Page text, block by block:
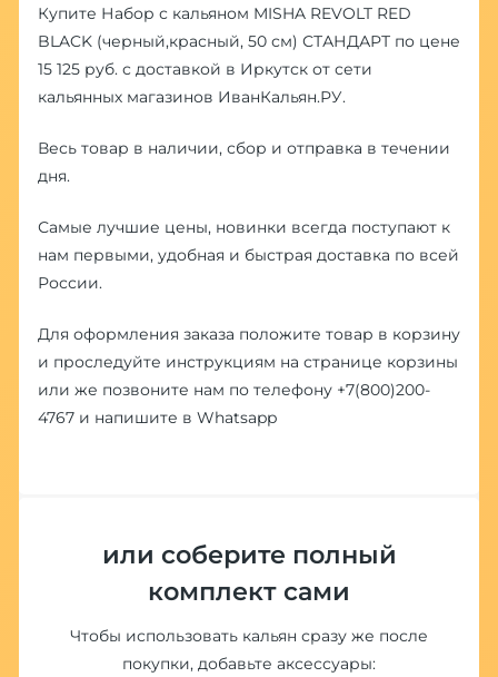
Купите Набор с кальяном MISHA REVOLT RED
BLACK (черный,красный, 50 см) СТАНДАРТ по цене
15 125 руб. с доставкой в Иркутск от сети
кальянных магазинов ИванКальян.РУ.
Весь товар в наличии, сбор и отправка в течении
дня.
Самые лучшие цены, новинки всегда поступают к
нам первыми, удобная и быстрая доставка по всей
России.
Для оформления заказа положите товар в корзину
и проследуйте инструкциям на странице корзины
или же позвоните нам по телефону +7(800)200-
4767и напишите в Whatsapp
или соберите полный
комплект сами
Чтобы использовать кальян сразу же после
покупки, добавьте аксессуары: